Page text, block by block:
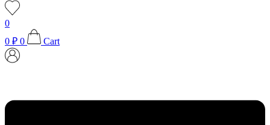
0
0 ₽ 0 Cart